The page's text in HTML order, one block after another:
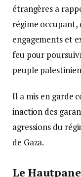
étrangères a
régime occupant,
engagements et
feu pour
peuple
Il a mis en garde
inaction des
agressions du
de Gaza.
Le